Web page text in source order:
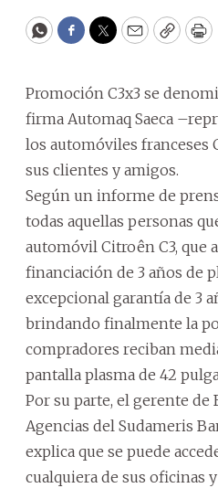
WhatsApp
Facebook
Twitter
EmailCopy
Promoción C3x3 se
firma Automaq Saeca
los automóviles franceses
sus clientes y amigos.
Según un informe de
todas aquellas personas
automóvil Citroên C3, que
financiación de 3 años de
excepcional garantía de 3
brindando finalmente la
compradores reciban
pantalla plasma de 42
Por su parte, el gerente de
Agencias del Sudameris
explica que se puede
cualquiera de sus oficinas